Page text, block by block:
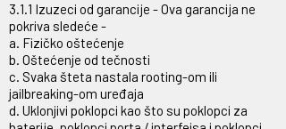
3.1.1 Izuzeci od garancije - Ova garancija ne
pokriva sledeće -
a. Fizičko oštećenje
b. Oštećenje od tečnosti
c. Svaka šteta nastala rooting-om ili
jailbreaking-om uređaja
d. Uklonjivi poklopci kao što su poklopci za